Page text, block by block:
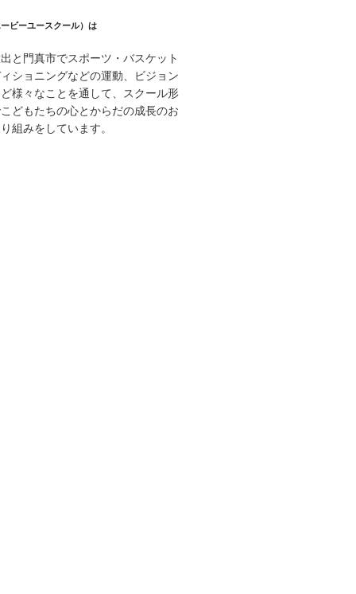
ビーユースクール）は
と門真市でスポーツ・バスケット
ショニングなどの運動、ビジョン
様々なことを通して、スクール形
どもたちの心とからだの成長のお
組みをしています。